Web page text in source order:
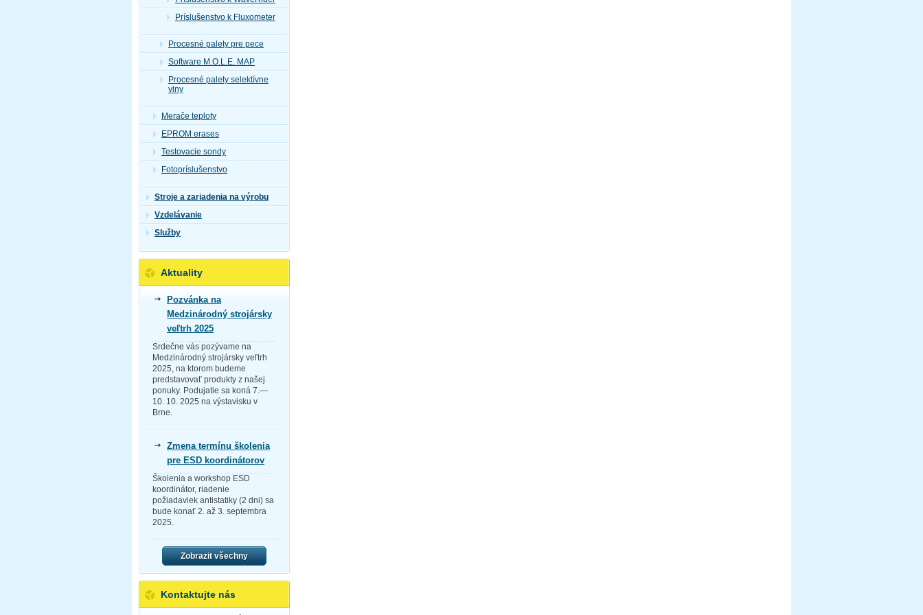
Príslušenstvo k Fluxometer
Procesné palety pre pece
Software M.O.L.E. MAP
Procesné palety selektívne
vlny
Merače teploty
EPROM erases
Testovacie sondy
Fotopríslušenstvo
Stroje a zariadenia na výrobu
Vzdelávanie
Služby
Aktuality
Pozvánka na
Medzinárodný strojársky
veľtrh 2025
Srdečne vás pozývame na
Medzinárodný strojársky veľtrh
2025, na ktorom budeme
predstavovať produkty z našej
ponuky. Podujatie sa koná 7.—
10. 10. 2025 na výstavisku v
Brne.
Zmena termínu školenia
pre ESD koordinátorov
Školenia a workshop ESD
koordinátor, riadenie
požiadaviek antistatiky (2 dni) sa
bude konať 2. až 3. septembra
2025.
Zobrazit všechny
Kontaktujte nás